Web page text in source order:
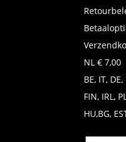
NL € 7,00
BE, IT,
FIN, IRL,
HU,BG,